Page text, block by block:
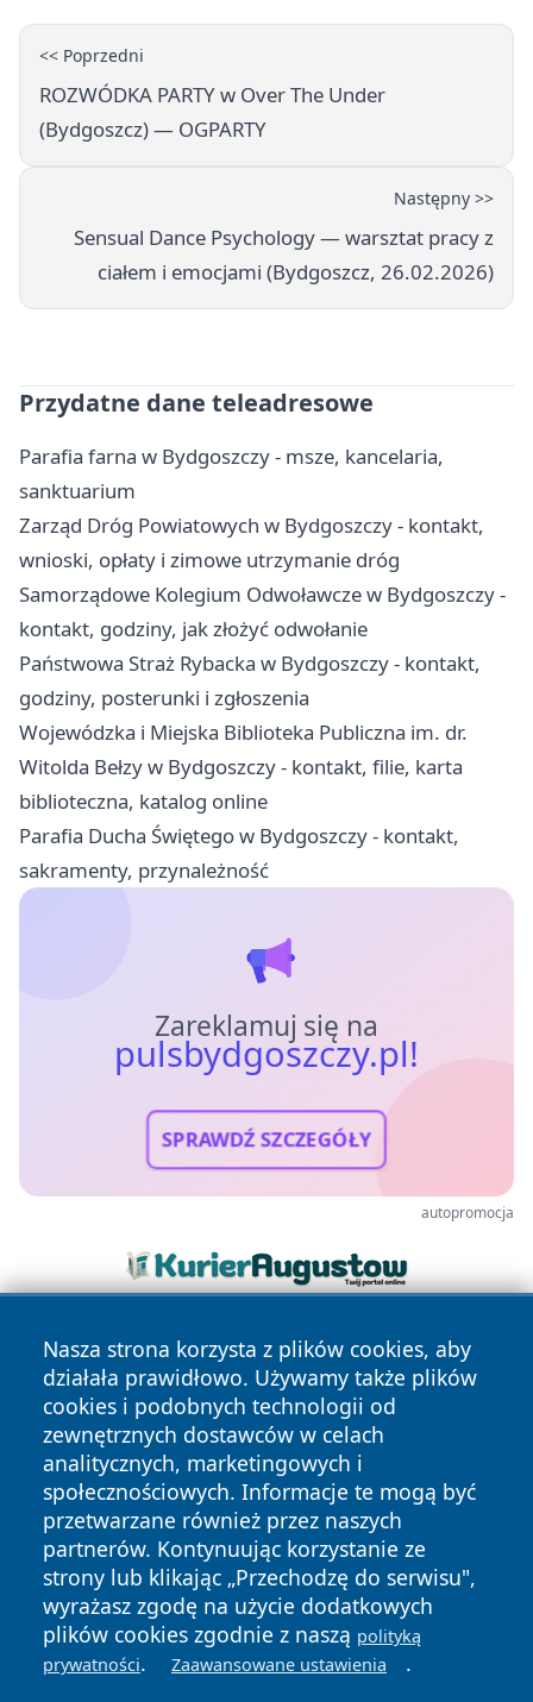
<< Poprzedni
ROZWÓDKA PARTY w Over The Under
(Bydgoszcz) — OGPARTY
Następny >>
Sensual Dance Psychology — warsztat pracy z
ciałem i emocjami (Bydgoszcz, 26.02.2026)
Przydatne dane teleadresowe
Parafia farna w Bydgoszczy - msze, kancelaria,
sanktuarium
Zarząd Dróg Powiatowych w Bydgoszczy - kontakt,
wnioski, opłaty i zimowe utrzymanie dróg
Samorządowe Kolegium Odwoławcze w Bydgoszczy -
kontakt, godziny, jak złożyć odwołanie
Państwowa Straż Rybacka w Bydgoszczy - kontakt,
godziny, posterunki i zgłoszenia
Wojewódzka i Miejska Biblioteka Publiczna im. dr.
Witolda Bełzy w Bydgoszczy - kontakt, filie, karta
biblioteczna, katalog online
Parafia Ducha Świętego w Bydgoszczy - kontakt,
sakramenty, przynależność
Zareklamuj się na
pulsbydgoszczy.pl!
SPRAWDŹ SZCZEGÓŁY
autopromocja
Nasza strona korzysta z plików cookies, aby
działała prawidłowo. Używamy także plików
cookies i podobnych technologii od
zewnętrznych dostawców w celach
analitycznych, marketingowych i
społecznościowych. Informacje te mogą być
przetwarzane również przez naszych
partnerów. Kontynuując korzystanie ze
strony lub klikając „Przechodzę do serwisu",
wyrażasz zgodę na użycie dodatkowych
plików cookies zgodnie z naszą polityką
prywatności. Zaawansowane ustawienia .
Copyright © 2026 pulsbydgoszczy.pl Wszystkie prawa
zastrzeżone.
News Autorzy
Polityka
Prywatności
Polityka
Cookies